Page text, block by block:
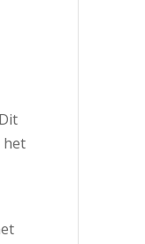
het